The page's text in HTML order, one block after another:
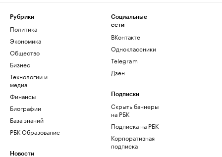
Рубрики
Политика
Экономика
Общество
Бизнес
Технологии и
медиа
Финансы
Биографии
База знаний
РБК Образование
Новости
Социальные
сети
ВКонтакте
Одноклассники
Telegram
Дзен
Подписки
Скрыть баннеры
на РБК
Подписка на РБК
Корпоративная
подписка